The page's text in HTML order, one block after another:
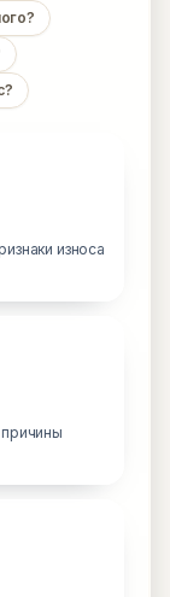
износа